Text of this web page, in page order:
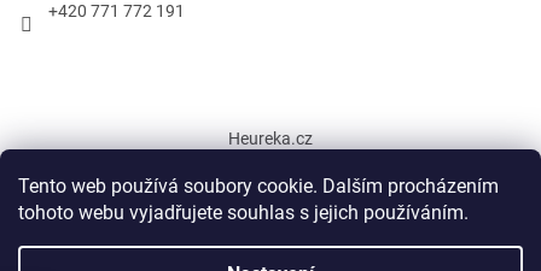
Tento web používá soubory cookie. Dalším procházením
tohoto webu vyjadřujete souhlas s jejich používáním.
+420 771 772 191
Heureka.cz